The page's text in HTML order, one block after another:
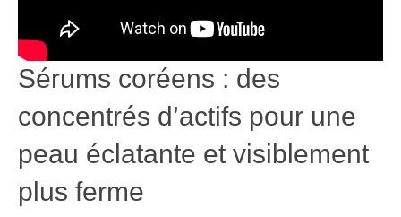
Sérums coréens : des
concentrés d’actifs pour une
peau éclatante et visiblement
plus ferme